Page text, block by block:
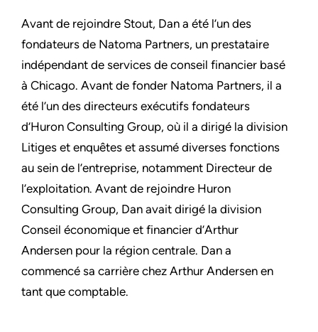
Avant de rejoindre Stout, Dan a été l’un des
fondateurs de Natoma Partners, un prestataire
indépendant de services de conseil financier basé
à Chicago. Avant de fonder Natoma Partners, il a
été l’un des directeurs exécutifs fondateurs
d’Huron Consulting Group, où il a dirigé la division
Litiges et enquêtes et assumé diverses fonctions
au sein de l’entreprise, notamment Directeur de
l’exploitation. Avant de rejoindre Huron
Consulting Group, Dan avait dirigé la division
Conseil économique et financier d’Arthur
Andersen pour la région centrale. Dan a
commencé sa carrière chez Arthur Andersen en
tant que comptable.